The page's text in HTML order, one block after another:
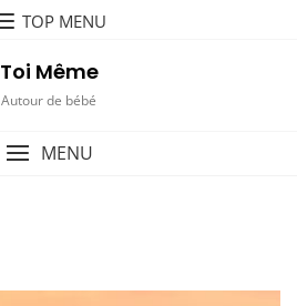
TOP MENU
Toi Même
Autour de bébé
MENU